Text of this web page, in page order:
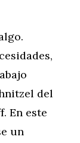
del
En este
un